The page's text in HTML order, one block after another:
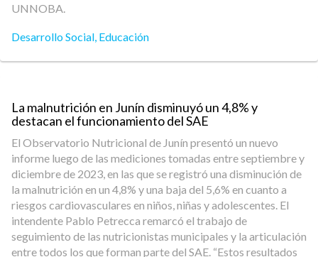
UNNOBA.
Desarrollo Social, Educación
La malnutrición en Junín disminuyó un 4,8% y
destacan el funcionamiento del SAE
El Observatorio Nutricional de Junín presentó un nuevo
informe luego de las mediciones tomadas entre septiembre y
diciembre de 2023, en las que se registró una disminución de
la malnutrición en un 4,8% y una baja del 5,6% en cuanto a
riesgos cardiovasculares en niños, niñas y adolescentes. El
intendente Pablo Petrecca remarcó el trabajo de
seguimiento de las nutricionistas municipales y la articulación
entre todos los que forman parte del SAE. “Estos resultados